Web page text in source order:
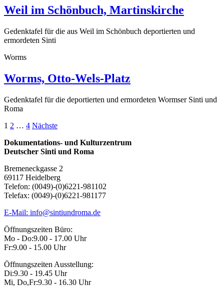
Weil im Schönbuch, Martinskirche
Gedenktafel für die aus Weil im Schönbuch deportierten und
ermordeten Sinti
Worms
Worms, Otto-Wels-Platz
Gedenktafel für die deportierten und ermordeten Wormser Sinti und
Roma
Seitennummerierung
der
Beiträge
1 2 … 4 Nächste
Dokumentations- und Kulturzentrum
Deutscher Sinti und Roma
Bremeneckgasse 2
69117 Heidelberg
Telefon: (0049)-(0)6221-981102
Telefax: (0049)-(0)6221-981177
E-Mail: info@sintiundroma.de
Öffnungszeiten Büro:
Mo - Do:9.00 - 17.00 Uhr
Fr:9.00 - 15.00 Uhr
Öffnungszeiten Ausstellung:
Di:9.30 - 19.45 Uhr
Mi, Do,Fr:9.30 - 16.30 Uhr